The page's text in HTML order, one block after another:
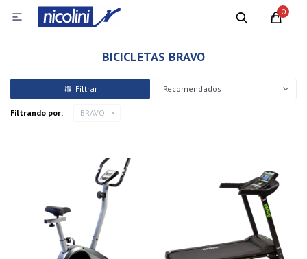
0

BICICLETAS BRAVO
Recomendados
Filtrando por: BRAVO